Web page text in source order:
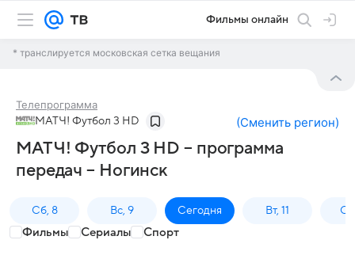
Фильмы онлайн
* транслируется московская сетка вещания
Телепрограмма
МАТЧ! Футбол 3 HD (Сменить регион)
МАТЧ! Футбол 3 HD – программа
передач – Ногинск
Сб, 8 Вс, 9 Сегодня Вт, 11
Фильмы Сериалы Спорт